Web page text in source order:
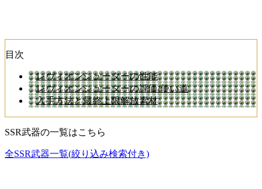
目次
レヴィオンシューターの性能
レヴィオンシューターの評価/使い道
入手方法と最終上限解放素材
SSR武器の一覧はこちら
全SSR武器一覧(絞り込み検索付き)